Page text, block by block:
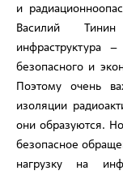
и
Василий
инфраструктура
безопасного и
Поэтому очень
изоляции
они образуются.
безопасное
нагрузку на